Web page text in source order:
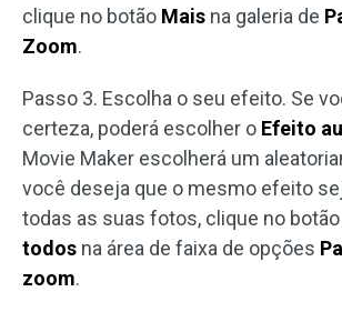
clique no botão Mais na galeria de
Zoom.
Passo 3. Escolha o seu efeito. Se
certeza, poderá escolher o Efeito
Movie Maker escolherá um
você deseja que o mesmo efeito
todas as suas fotos, clique no botão
todos na área de faixa de opções
zoom.